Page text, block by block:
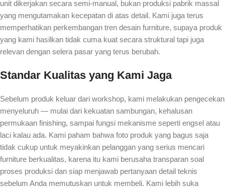
unit dikerjakan secara semi-manual, bukan produksi pabrik massal
yang mengutamakan kecepatan di atas detail. Kami juga terus
memperhatikan perkembangan tren desain furniture, supaya produk
yang kami hasilkan tidak cuma kuat secara struktural tapi juga
relevan dengan selera pasar yang terus berubah.
Standar Kualitas yang Kami Jaga
Sebelum produk keluar dari workshop, kami melakukan pengecekan
menyeluruh — mulai dari kekuatan sambungan, kehalusan
permukaan finishing, sampai fungsi mekanisme seperti engsel atau
laci kalau ada. Kami paham bahwa foto produk yang bagus saja
tidak cukup untuk meyakinkan pelanggan yang serius mencari
furniture berkualitas, karena itu kami berusaha transparan soal
proses produksi dan siap menjawab pertanyaan detail teknis
sebelum Anda memutuskan untuk membeli. Kami lebih suka